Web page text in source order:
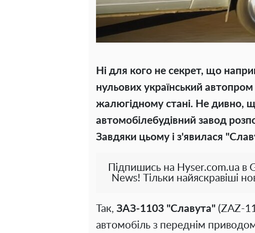
Ні для кого не секрет, що
нульових український
жалюгідному стані. Не дивно,
автомобілебудівний завод
Завдяки цьому і з'явилася
Підпишись на Hyser.com.ua в
News! Тільки найяскравіші
Так, ЗАЗ-1103 "Славута" (ZAZ-
автомобіль з переднім